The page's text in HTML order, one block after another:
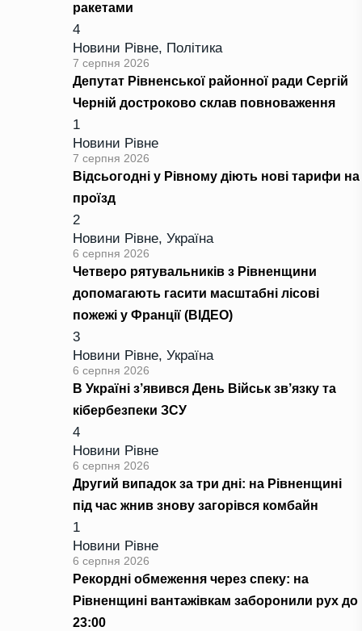
ракетами
4
Новини Рівне, Політика
7 серпня 2026
Депутат Рівненської районної ради Сергій
Черній достроково склав повноваження
1
Новини Рівне
7 серпня 2026
Відсьогодні у Рівному діють нові тарифи на
проїзд
2
Новини Рівне, Україна
6 серпня 2026
Четверо рятувальників з Рівненщини
допомагають гасити масштабні лісові
пожежі у Франції (ВІДЕО)
3
Новини Рівне, Україна
6 серпня 2026
В Україні з’явився День Військ зв’язку та
кібербезпеки ЗСУ
4
Новини Рівне
6 серпня 2026
Другий випадок за три дні: на Рівненщині
під час жнив знову загорівся комбайн
1
Новини Рівне
6 серпня 2026
Рекордні обмеження через спеку: на
Рівненщині вантажівкам заборонили рух до
23:00